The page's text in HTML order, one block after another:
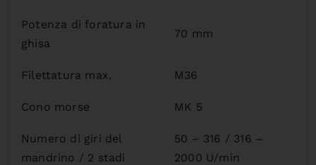
Potenza di foratura in
ghisa
70 mm
Filettatura max. M36
Cono morse MK 5
Numero di giri del
mandrino / 2 stadi
50 – 316 / 316 –
2000 U/min